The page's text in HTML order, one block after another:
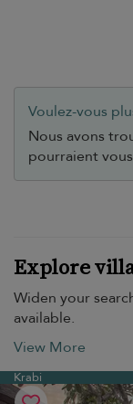
Voulez-vous
Nous avons
pourraient
Explore
Widen your
available.
View More
Krabi